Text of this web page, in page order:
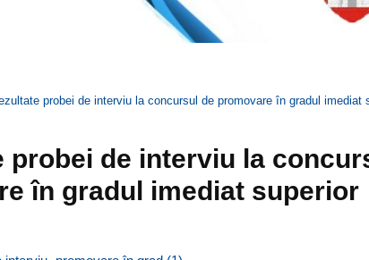
probei de interviu la concursul de promovare în gradul imediat
probei de interviu la
în gradul imediat superior